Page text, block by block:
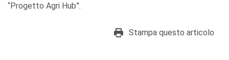
“Progetto Agri Hub”.
Stampa questo articolo